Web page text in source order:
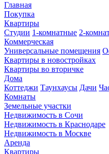
Главная
Покупка
Квартиры
Студии 1-комнатные 2-
Коммерческая
Универсальные помещения
Квартиры в новостройках
Квартиры во вторичке
Дома
Коттеджи Таунхаусы Дачи
Комнаты
Земельные участки
Недвижимость в Сочи
Недвижимость в Краснодаре
Недвижимость в Москве
Аренда
Квартиры